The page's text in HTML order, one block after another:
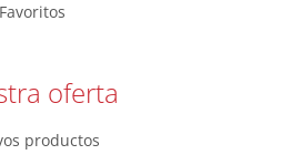
Favoritos
oferta
productos